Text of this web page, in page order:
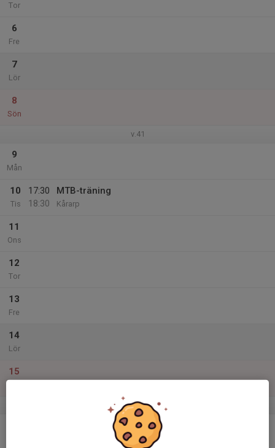
Tor
6
Fre
7
Lör
8
Sön
v.41
9
Mån
10
Tis
17:30
18:30
MTB-träning
Kårarp
11
Ons
12
Tor
13
Fre
14
Lör
15
v.42